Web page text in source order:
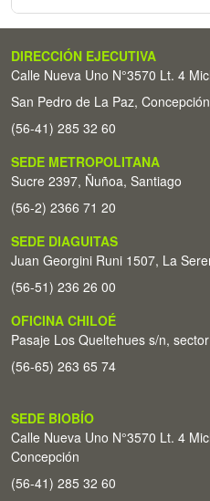
DIRECCIÓN EJECUTIVA
Calle Nueva Uno N°3570 Lt. 4
San Pedro de La Paz, Concepción
(56-41) 285 32 60
SEDE METROPOLITANA
Sucre 2397, Ñuñoa, Santiago
(56-2) 2366 71 20
SEDE DIAGUITAS
Juan Georgini Runi 1507, La
(56-51) 236 26 00
OFICINA CHILOÉ
Pasaje Los Queltehues s/n,
(56-65) 263 65 74
SEDE BIOBÍO
Calle Nueva Uno N°3570 Lt. 4
Concepción
(56-41) 285 32 60